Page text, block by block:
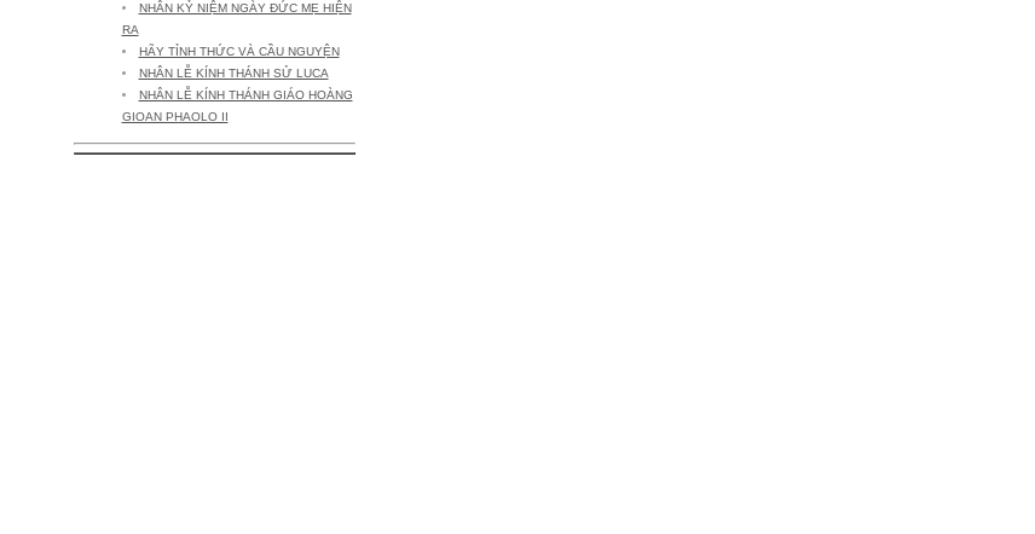
NHÂN KỶ NIỆM NGÀY ĐỨC MẸ HIỆN
RA
HÃY TỈNH THỨC VÀ CẦU NGUYỆN
NHÂN LỄ KÍNH THÁNH SỬ LUCA
NHÂN LỄ KÍNH THÁNH GIÁO HOÀNG
GIOAN PHAOLO II